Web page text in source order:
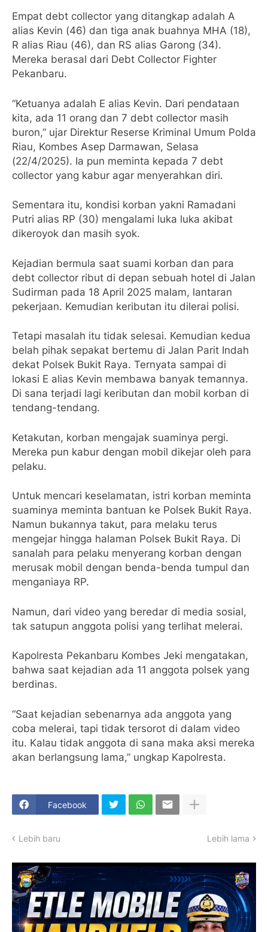
Empat debt collector yang ditangkap adalah A
alias Kevin (46) dan tiga anak buahnya MHA (18),
R alias Riau (46), dan RS alias Garong (34).
Mereka berasal dari Debt Collector Fighter
Pekanbaru.
“Ketuanya adalah E alias Kevin. Dari pendataan
kita, ada 11 orang dan 7 debt collector masih
buron,” ujar Direktur Reserse Kriminal Umum Polda
Riau, Kombes Asep Darmawan, Selasa
(22/4/2025). Ia pun meminta kepada 7 debt
collector yang kabur agar menyerahkan diri.
Sementara itu, kondisi korban yakni Ramadani
Putri alias RP (30) mengalami luka luka akibat
dikeroyok dan masih syok.
Kejadian bermula saat suami korban dan para
debt collector ribut di depan sebuah hotel di Jalan
Sudirman pada 18 April 2025 malam, lantaran
pekerjaan. Kemudian keributan itu dilerai polisi.
Tetapi masalah itu tidak selesai. Kemudian kedua
belah pihak sepakat bertemu di Jalan Parit Indah
dekat Polsek Bukit Raya. Ternyata sampai di
lokasi E alias Kevin membawa banyak temannya.
Di sana terjadi lagi keributan dan mobil korban di
tendang-tendang.
Ketakutan, korban mengajak suaminya pergi.
Mereka pun kabur dengan mobil dikejar oleh para
pelaku.
Untuk mencari keselamatan, istri korban meminta
suaminya meminta bantuan ke Polsek Bukit Raya.
Namun bukannya takut, para melaku terus
mengejar hingga halaman Polsek Bukit Raya. Di
sanalah para pelaku menyerang korban dengan
merusak mobil dengan benda-benda tumpul dan
menganiaya RP.
Namun, dari video yang beredar di media sosial,
tak satupun anggota polisi yang terlihat melerai.
Kapolresta Pekanbaru Kombes Jeki mengatakan,
bahwa saat kejadian ada 11 anggota polsek yang
berdinas.
“Saat kejadian sebenarnya ada anggota yang
coba melerai, tapi tidak tersorot di dalam video
itu. Kalau tidak anggota di sana maka aksi mereka
akan berlangsung lama,” ungkap Kapolresta.
Facebook
Lebih baru Lebih lama